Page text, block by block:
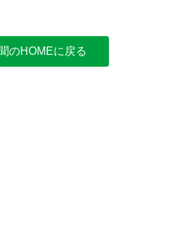
のHOMEに戻る